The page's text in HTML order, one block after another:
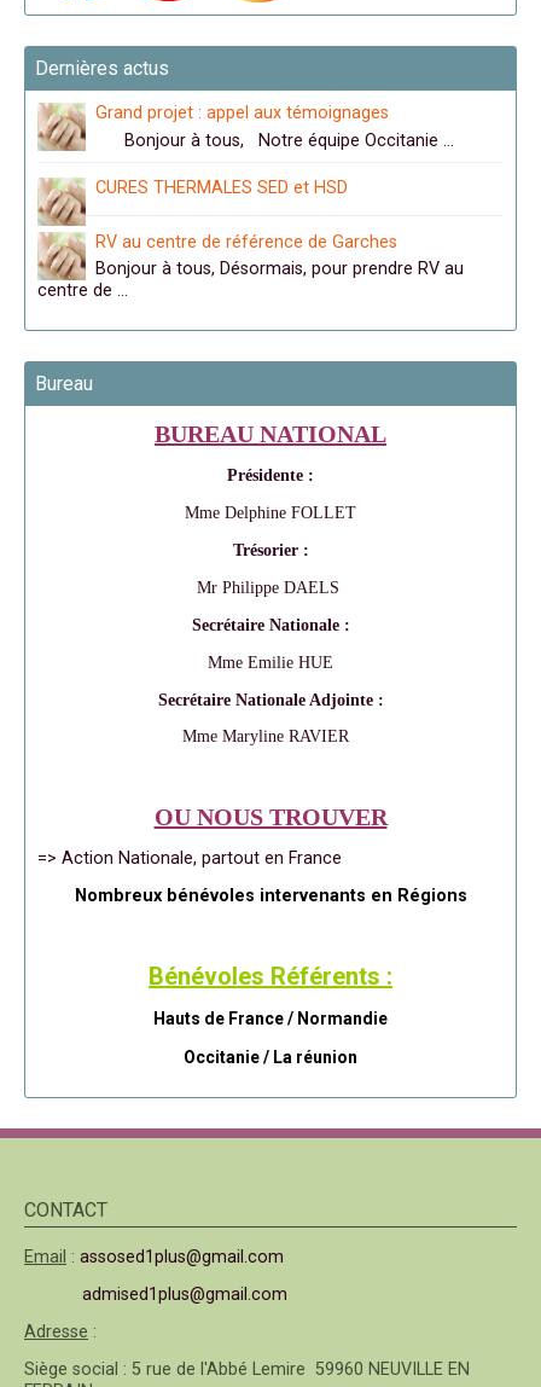
Dernières actus
Grand projet : appel aux témoignages
Bonjour à tous, Notre équipe Occitanie …
CURES THERMALES SED et HSD
RV au centre de référence de Garches
Bonjour à tous, Désormais, pour prendre RV au
centre de …
Bureau
BUREAU NATIONAL
Présidente :
Mme Delphine FOLLET
Trésorier :
Mr Philippe DAELS
Secrétaire Nationale :
Mme Emilie HUE
Secrétaire Nationale Adjointe :
Mme Maryline RAVIER
OU NOUS TROUVER
=> Action Nationale, partout en France
Nombreux bénévoles intervenants en Régions
Bénévoles Référents :
Hauts de France / Normandie
Occitanie / La réunion
CONTACT
Email : assosed1plus@gmail.com
admised1plus@gmail.com
Adresse :
Siège social : 5 rue de l'Abbé Lemire 59960 NEUVILLE EN